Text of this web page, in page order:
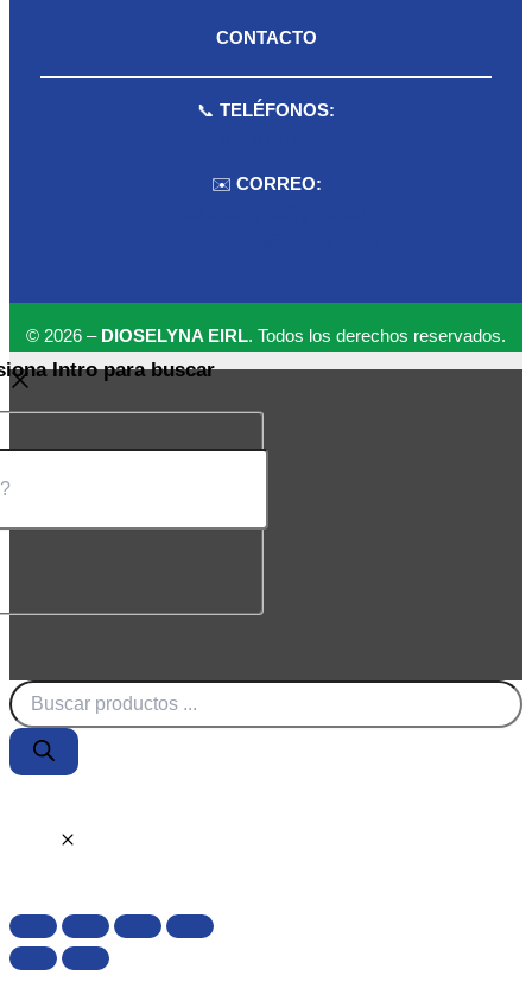
CONTACTO
📞 TELÉFONOS:
✉️ CORREO:
© 2026 – DIOSELYNA EIRL. Todos los derechos reservados.
Intro para buscar
Búsqueda
de
productos